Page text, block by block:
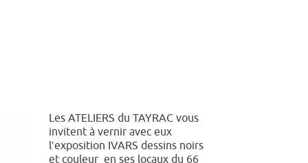
Les ATELIERS du TAYRAC vous
invitent à vernir avec eux
l′exposition IVARS dessins noirs
et couleur en ses locaux du 66